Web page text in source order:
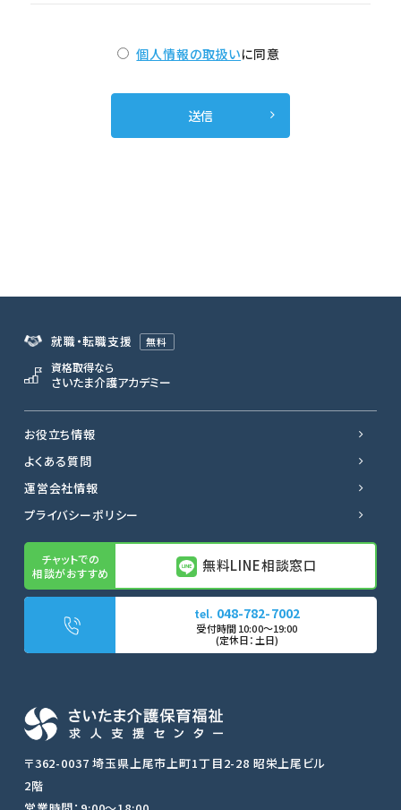
無料LINE相談窓口
転職サポートに申し込む
個人情報の取扱いに同意
〒362-0037 埼玉県上尾市上町1丁目2-28 昭栄上尾ビル
2階
就職・転職支援 無料
資格取得なら
さいたま介護アカデミー
お役立ち情報
よくある質問
運営会社情報
プライバシーポリシー
無料LINE相談窓口
048-782-7002